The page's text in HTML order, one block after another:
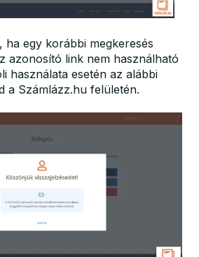
ha egy korábbi megkeresés
azonosító link nem használható
használata esetén az alábbi
a Számlázz.hu felületén.